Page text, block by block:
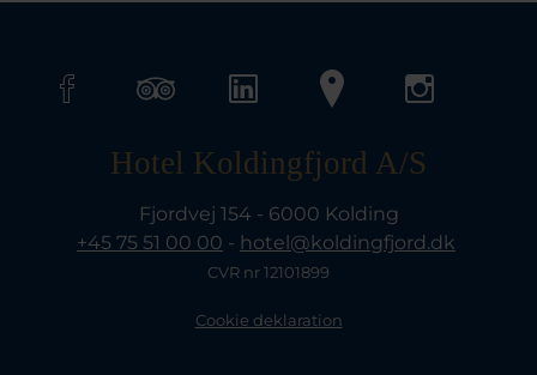
Hotel Koldingfjord A/S
Fjordvej 154 - 6000 Kolding
+45 75 51 00 00 - hotel@koldingfjord.dk
CVR nr 12101899
Cookie deklaration